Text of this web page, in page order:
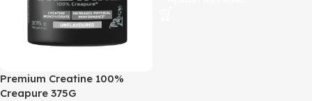
Premium Creatine 100%
Creapure 375G